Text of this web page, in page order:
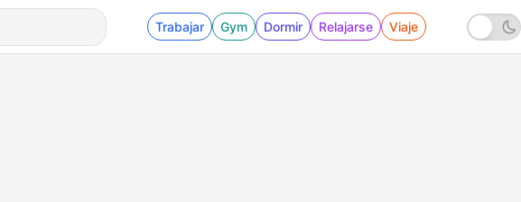
Trabajar Gym Dormir Relajarse Viaje